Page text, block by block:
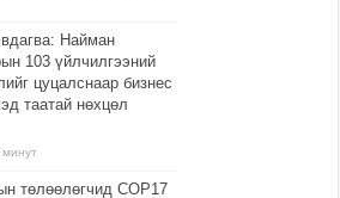
Найман
103 үйлчилгээний
цуцалснаар бизнес
таатай нөхцөл
төлөөлөгчид COP17